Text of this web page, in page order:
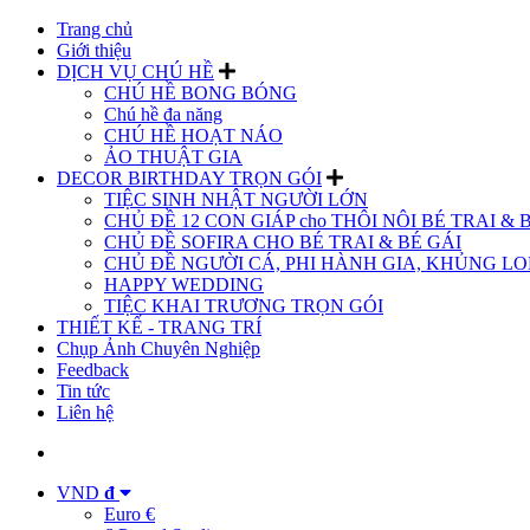
Trang chủ
Giới thiệu
DỊCH VỤ CHÚ HỀ
CHÚ HỀ BONG BÓNG
Chú hề đa năng
CHÚ HỀ HOẠT NÁO
ẢO THUẬT GIA
DECOR BIRTHDAY TRỌN GÓI
TIỆC SINH NHẬT NGƯỜI LỚN
CHỦ ĐỀ 12 CON GIÁP cho THÔI NÔI BÉ TRAI &
CHỦ ĐỀ SOFIRA CHO BÉ TRAI & BÉ GÁI
CHỦ ĐỀ NGƯỜI CÁ, PHI HÀNH GIA, KHỦNG
HAPPY WEDDING
TIỆC KHAI TRƯƠNG TRỌN GÓI
THIẾT KẾ - TRANG TRÍ
Chụp Ảnh Chuyên Nghiệp
Feedback
Tin tức
Liên hệ
VND đ
Euro €